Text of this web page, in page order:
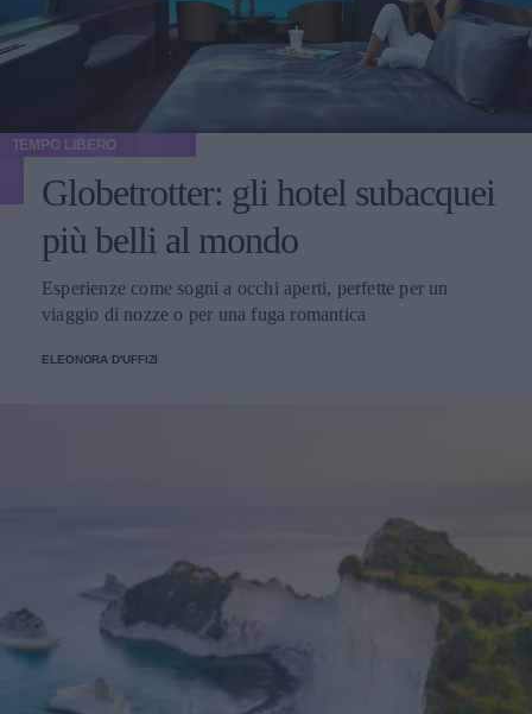
TEMPO LIBERO
Globetrotter: gli hotel subacquei
più belli al mondo
Esperienze come sogni a occhi aperti, perfette per un
viaggio di nozze o per una fuga romantica
ELEONORA D'UFFIZI